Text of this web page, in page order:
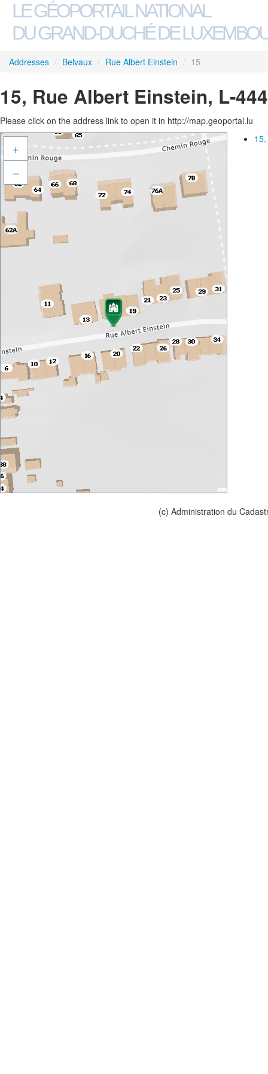
LE GÉOPORTAIL NATIONAL
DU GRAND-DUCHÉ DE
Addresses / Belvaux / Rue Albert Einstein / 15
15, Rue Albert Einstein, L-
Please click on the address link to open it in http://map.geoportal.lu
+
–
(c) Administration du